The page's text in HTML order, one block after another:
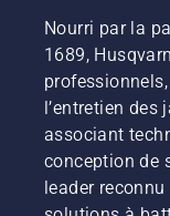
Nourri par la
1689,
l’entretien des
associant
conception de
leader